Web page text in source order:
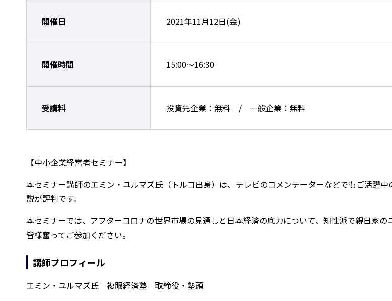
開催日 2021年11月12日(金)
開催時間 15:00～16:30
受講料 投資先企業：無料 / 一般企業：無料
【中小企業経営者セミナー】
本セミナー講師のエミン・ユルマズ氏（トルコ出身）は、テレビのコメンテーターなどでもご活躍
説が評判です。
本セミナーでは、アフターコロナの世界市場の見通しと日本経済の底力について、知性派で親日家の
皆様奮ってご参加ください。
講師プロフィール
エミン・ユルマズ氏 複眼経済塾 取締役・塾頭